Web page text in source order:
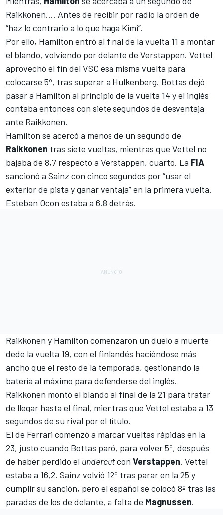
Raikkonen…. Antes de recibir por radio la orden de
“haz lo contrario a lo que haga Kimi”.
Por ello, Hamilton entró al final de la vuelta 11 a montar
el blando, volviendo por delante de Verstappen. Vettel
aprovechó el fin del VSC esa misma vuelta para
colocarse 5º, tras superar a Hulkenberg. Bottas dejó
pasar a Hamilton al principio de la vuelta 14 y el inglés
contaba entonces con siete segundos de desventaja
ante Raikkonen.
Hamilton se acercó a menos de un segundo de
Raikkonen tras siete vueltas, mientras que Vettel no
bajaba de 8,7 respecto a Verstappen, cuarto. La FIA
sancionó a Sainz con cinco segundos por “usar el
exterior de pista y ganar ventaja” en la primera vuelta.
Esteban Ocon estaba a 6,8 detrás.
Raikkonen y Hamilton comenzaron un duelo a muerte
dede la vuelta 19, con el finlandés haciéndose más
ancho que el resto de la temporada, gestionando la
batería al máximo para defenderse del inglés.
Raikkonen montó el blando al final de la 21 para tratar
de llegar hasta el final, mientras que Vettel estaba a 13
segundos de su rival por el título.
El de Ferrari comenzó a marcar vueltas rápidas en la
23, justo cuando Bottas paró, para volver 5º, después
de haber perdido el undercutcon Verstappen. Vettel
estaba a 16,2. Sainz volvió 12º tras parar en la 25 y
cumplir su sanción, pero el español se colocó 8º tras las
paradas de los de delante, a falta de Magnussen.